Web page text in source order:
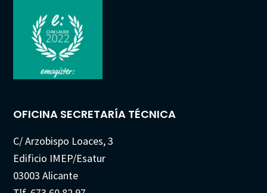
OFICINA SECRETARÍA TÉCNICA
C/ Arzobispo Loaces, 3
Edificio IMEP/Esatur
03003 Alicante